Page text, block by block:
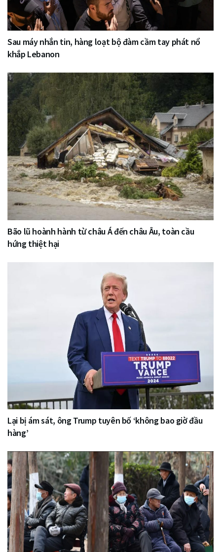
Sau máy nhắn tin, hàng loạt bộ đàm cầm tay phát nổ
khắp Lebanon
Bão lũ hoành hành từ châu Á đến châu Âu, toàn cầu
hứng thiệt hại
Lại bị ám sát, ông Trump tuyên bố ‘không bao giờ đầu
hàng’